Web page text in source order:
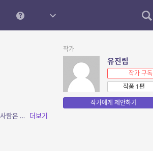
소개: 육상 선수 둘 사이에 놓인 하연은 햇빛 알레르기가 있고, 인류를 멸망시킬 바이러스는 햇빛에 약하다. 둘 중 한 사람은 그런 하연을 업고 달리지만, 하연은 남은 한 사람을 자꾸만 돌... 더보기
작가
유진립
작가 구독
작품 1편
작가에게 제안하기